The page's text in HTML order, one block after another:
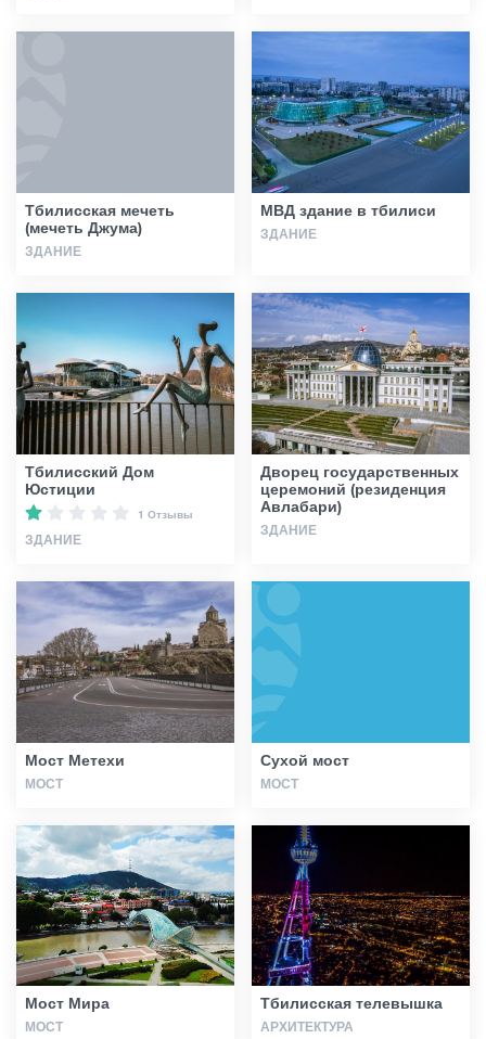
Тбилисская мечеть
(мечеть Джума)
ЗДАНИЕ
МВД здание в тбилиси
ЗДАНИЕ
Тбилисский Дом
Юстиции
1 Отзывы
ЗДАНИЕ
Дворец государственных
церемоний (резиденция
Авлабари)
ЗДАНИЕ
Мост Метехи
МОСТ
Сухой мост
МОСТ
Мост Мира
МОСТ
Тбилисская телевышка
АРХИТЕКТУРА